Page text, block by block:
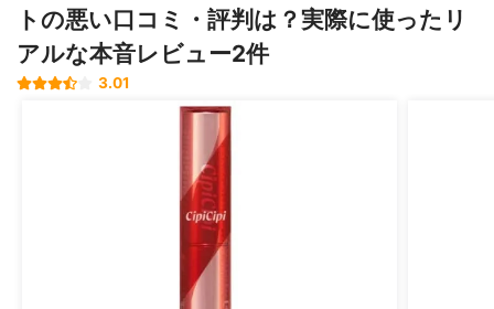
トの悪い口コミ・評判は？実際に使ったリ
アルな本音レビュー2件
3.01